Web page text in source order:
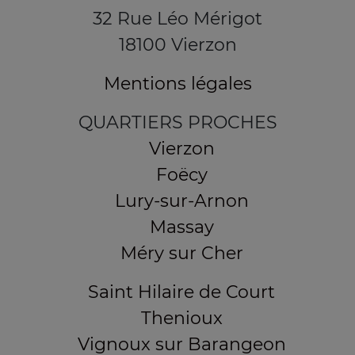
32 Rue Léo Mérigot
18100 Vierzon
Mentions légales
QUARTIERS PROCHES
Vierzon
Foëcy
Lury-sur-Arnon
Massay
Méry sur Cher
Saint Hilaire de Court
Thenioux
Vignoux sur Barangeon